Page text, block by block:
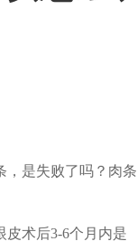
是失败了吗？ 肉条
皮术后3-6个月 内是